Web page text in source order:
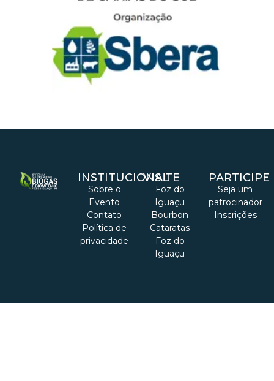
INSTITUCIONAL
Sobre o
Evento
Contato
Política de
privacidade
VISITE
Foz do
Iguaçu
Bourbon
Cataratas
Foz do
Iguaçu
PARTICIPE
Seja um
patrocinador
Inscrições